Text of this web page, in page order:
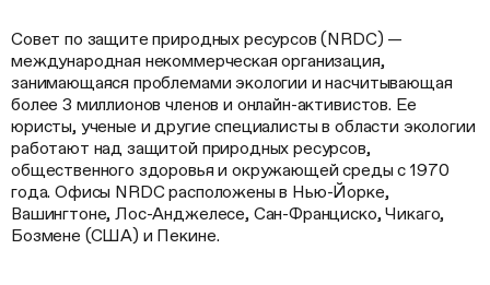
Совет по защите природных ресурсов (NRDC) —
международная некоммерческая организация,
занимающаяся проблемами экологии и насчитывающая
более 3 миллионов членов и онлайн-активистов. Ее
юристы, ученые и другие специалисты в области экологии
работают над защитой природных ресурсов,
общественного здоровья и окружающей среды с 1970
года. Офисы NRDC расположены в Нью-Йорке,
Вашингтоне, Лос-Анджелесе, Сан-Франциско, Чикаго,
Бозмене (США) и Пекине.